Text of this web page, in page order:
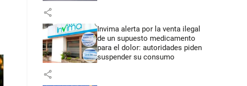
share
Invima alerta por la venta ilegal
de un supuesto medicamento
para el dolor: autoridades piden
suspender su consumo
share